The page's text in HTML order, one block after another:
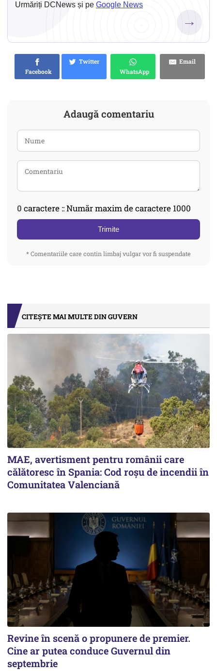
Urmăriți DCNews și pe Google News
→
Facebook
Twitter
WhatsApp
Email
Adaugă comentariu
0 caractere :: Număr maxim de caractere 1000
Trimite
* Comentariile care contin limbaj vulgar vor fi suspendate
CITEȘTE MAI MULTE DIN GUVERN
MAE, avertisment pentru românii care
călătoresc în Spania: Cod roșu de incendii în
Comunitatea Valenciană
Revine în scenă o propunere de premier.
Cine ar putea conduce Guvernul din
septembrie